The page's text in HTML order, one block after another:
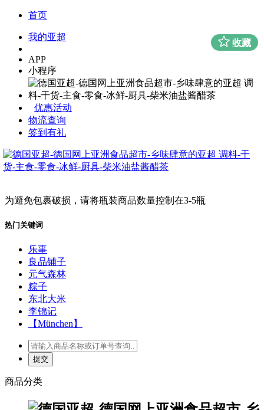
首页
我的亚超
APP
小程序
优惠活动
物流查询
签到有礼
为避免包裹破损，请将瓶装商品数量控制在3-5瓶
热门关键词
乐事
良品铺子
元气森林
粽子
东北大米
李锦记
【München】
商品分类
收藏